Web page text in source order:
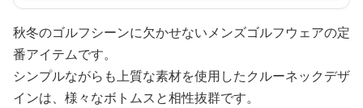
秋冬のゴルフシーンに欠かせないメンズゴルフウェアの定
番アイテムです。
シンプルながらも上質な素材を使用したクルーネックデザ
インは、様々なボトムスと相性抜群です。